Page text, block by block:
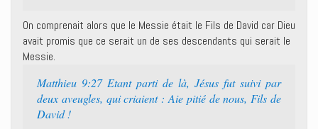
On comprenait alors que le Messie était le Fils de David car Dieu
avait promis que ce serait un de ses descendants qui serait le
Messie.
Matthieu 9:27 Etant parti de là, Jésus fut suivi par
deux aveugles, qui criaient : Aie pitié de nous, Fils de
David !